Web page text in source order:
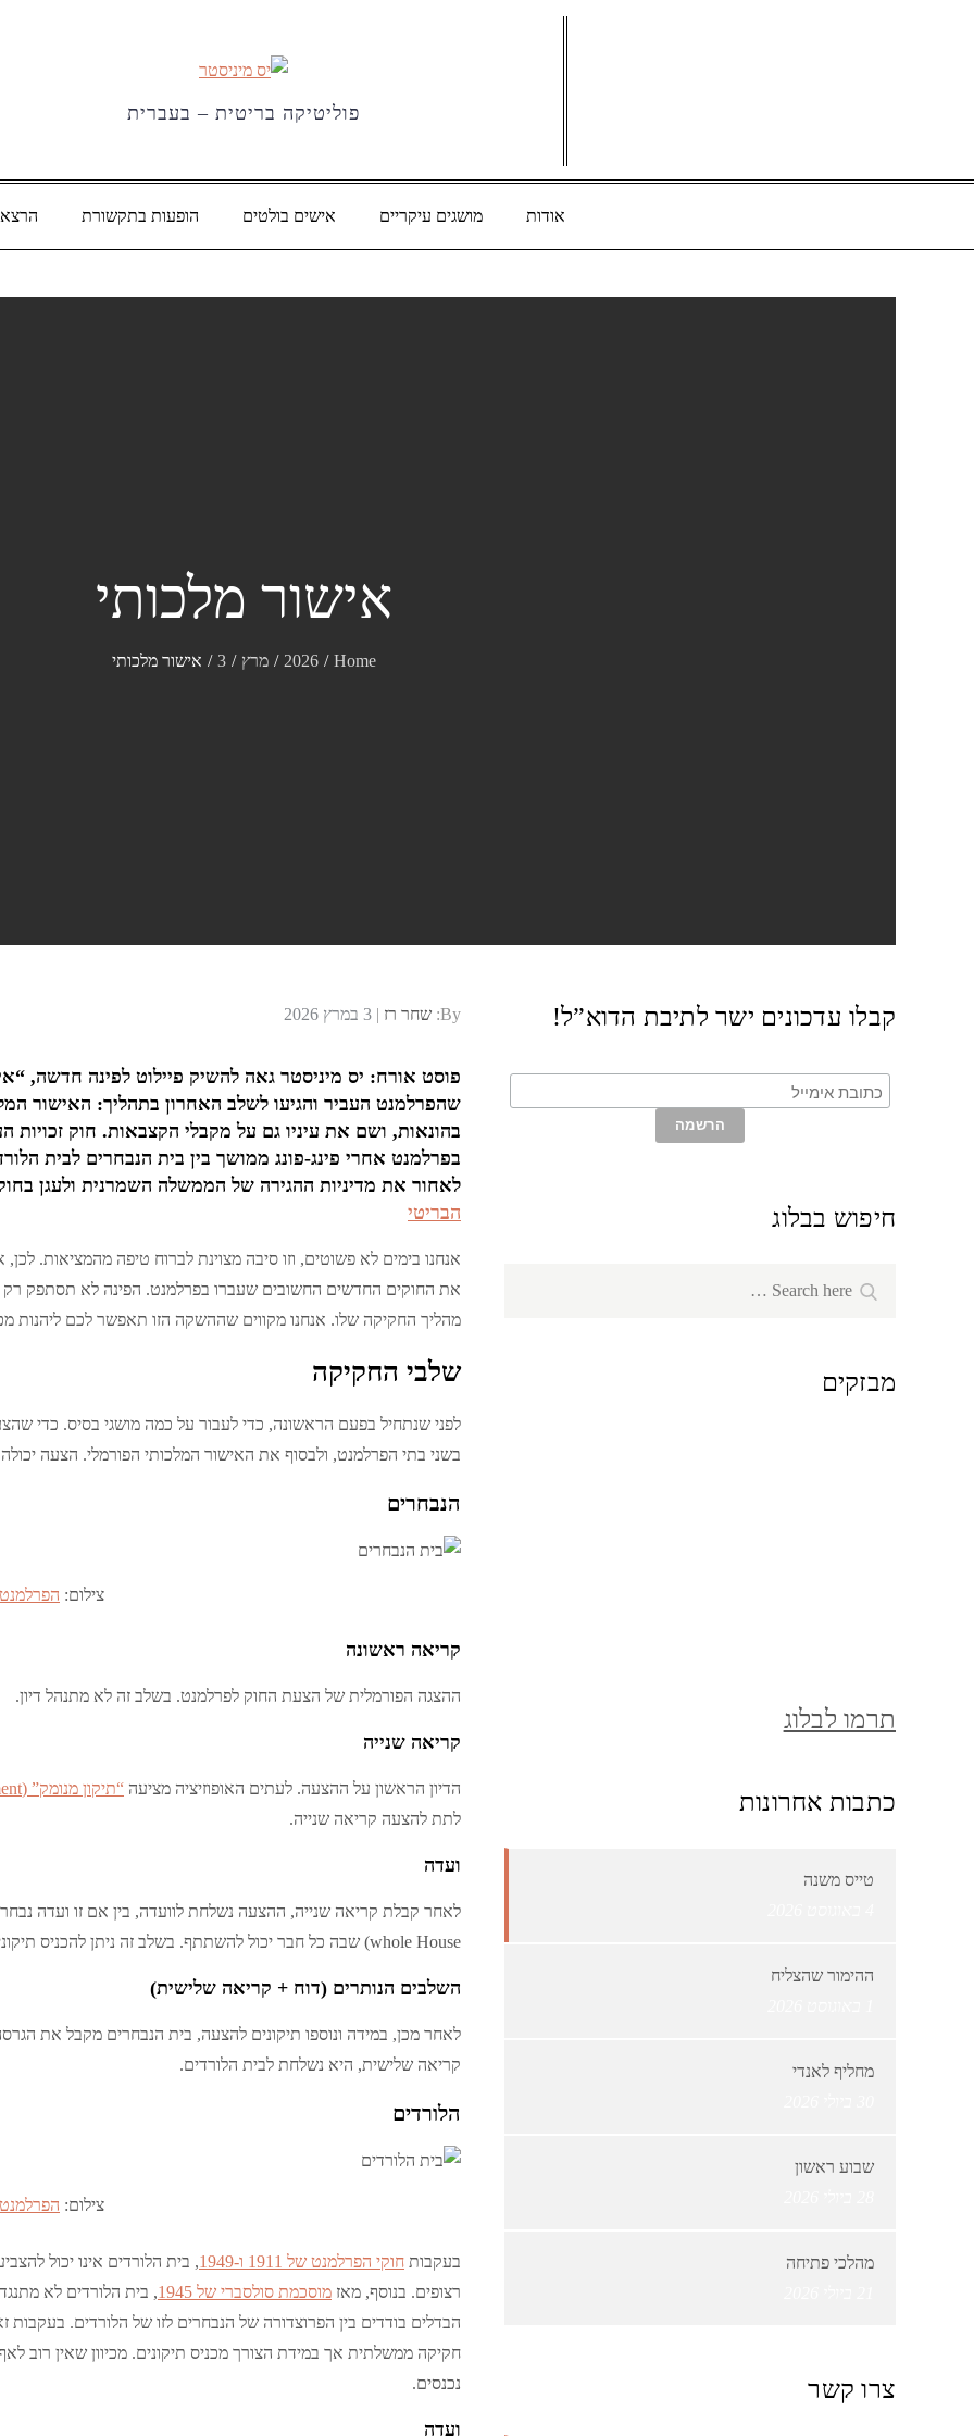
פוליטיקה בריטית – בעברית
אודות מושגים עיקריים אישים בולטים הופעות בתקשורת
אישור מלכותי
Home
2026 מרץ 3 אישור מלכותי
By: שחר רז
Posted
3 במרץ 2026
פוסט אורח: יס מיניסטר גאה להשיק פיילוט לפינה חדשה,
שהפרלמנט העביר והגיעו לשלב האחרון בתהליך: האישור
בהונאות, ושם את עיניו גם על מקבלי הקצבאות. חוק
בפרלמנט אחרי פינג-פונג ממושך בין בית הנבחרים לבית
לאחור את מדיניות ההגירה של הממשלה השמרנית ולעגן
הבריטי
אנחנו בימים לא פשוטים, וזו סיבה מצוינת לברוח טיפה מהמציאות.
את החוקים החדשים החשובים שעברו בפרלמנט. הפינה לא תסתפק רק
מהליך החקיקה שלו. אנחנו מקווים שההשקה הזו תאפשר לכם ליהנות
שלבי החקיקה
לפני שנתחיל בפעם הראשונה, כדי לעבור על כמה מושגי בסיס. כדי
בשני בתי הפרלמנט, ולבסוף את האישור המלכותי הפורמלי. הצעה
הנבחרים
צילום:
קריאה ראשונה
ההצגה הפורמלית של הצעת החוק לפרלמנט. בשלב זה לא מתנהל דיון.
קריאה שנייה
הדיון הראשון על ההצעה. לעתים האופוזיציה מציעה “תיקון מנומק” (reasoned amendment)
לתת להצעה קריאה שנייה.
ועדה
whole House) שבה כל חבר יכול להשתתף. בשלב זה ניתן להכניס תיקונים להצעה.
השלבים הנותרים (דוח + קריאה שלישית)
לאחר מכן, במידה ונוספו תיקונים להצעה, בית הנבחרים מקבל את
קריאה שלישית, היא נשלחת לבית הלורדים.
הלורדים
צילום:
בעקבות חוקי הפרלמנט של 1911 ו-1949
, בית הלורדים אינו יכול
רצופים. בנוסף, מאז מוסכמת סולסברי של 1945
, בית הלורדים לא
הבדלים בודדים בין הפרוצדורה של הנבחרים לזו של הלורדים.
חקיקה ממשלתית אך במידת הצורך מכניס תיקונים. מכיוון שאין רוב
נכנסים.
ועדה
קבלו עדכונים ישר לתיבת הדוא”ל!
חיפוש בבלוג
Search
מבזקים
תרמו לבלוג
כתבות אחרונות
טייס משנה
ההימור שהצליח
מחליף לאנדי
שבוע ראשון
מהלכי פתיחה
צרו קשר